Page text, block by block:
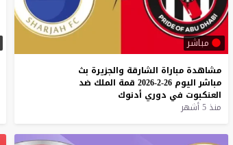
مباشر
مشاهدة مباراة الشارقة والجزيرة بث
مباشر اليوم 26-2-2026 قمة الملك ضد
العنكبوت في دوري أدنوك
منذ 5 أشهر